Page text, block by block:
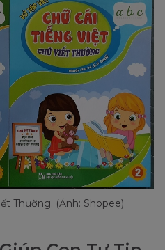
Thường. (Ảnh: Shopee)